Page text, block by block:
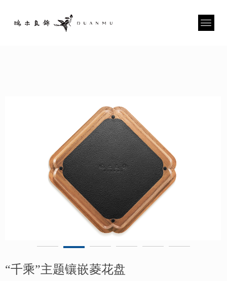
“千乘”主题镶嵌菱花盘